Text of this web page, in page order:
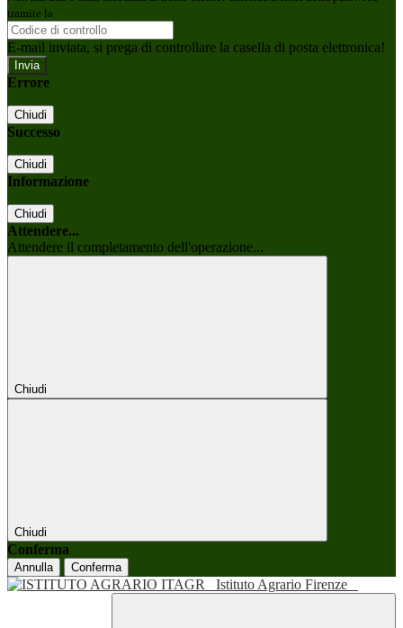
tramite la
E-mail inviata, si prega di controllare la casella di posta elettronica!
Errore
Chiudi
Successo
Chiudi
Informazione
Chiudi
Attendere...
Attendere il completamento dell'operazione...
Chiudi
Chiudi
Conferma
Annulla Conferma
Istituto Agrario Firenze